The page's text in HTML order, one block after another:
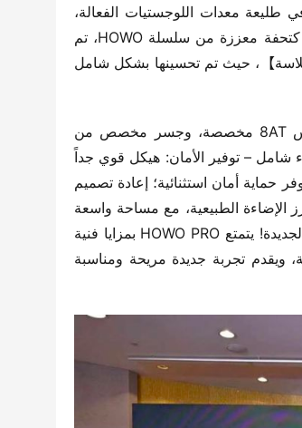
شاحنة الصين الثقيلة، مما يحقق توفير الوقود بنسبة 16.5%، ويجمع بين القوة والاقتصاد. أداء شامل – توفير الأمان: هيكل قوي جداً